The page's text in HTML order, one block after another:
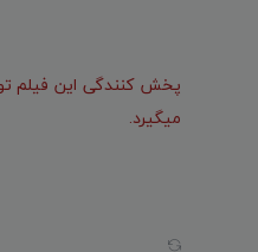
پخش کنندگی این فیلم
میگیرد.